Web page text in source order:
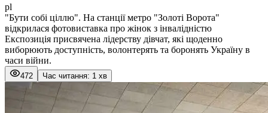
pl
"Бути собі ціллю". На станції метро "Золоті Ворота"
відкрилася фотовиставка про жінок з інвалідністю
Експозиція присвячена лідерству дівчат, які щоденно
виборюють доступність, волонтерять та боронять Україну в
часи війни.
472 Час читання: 1 хв